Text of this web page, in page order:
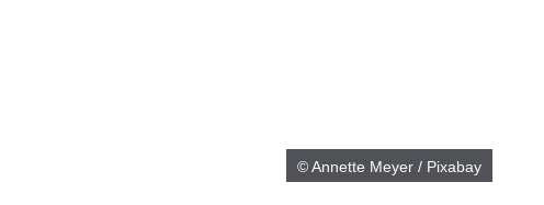
© Annette Meyer / Pixabay